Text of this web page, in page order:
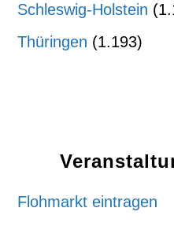
Schleswig-Holstein
Thüringen (1.193)
Flohmarkt eintragen